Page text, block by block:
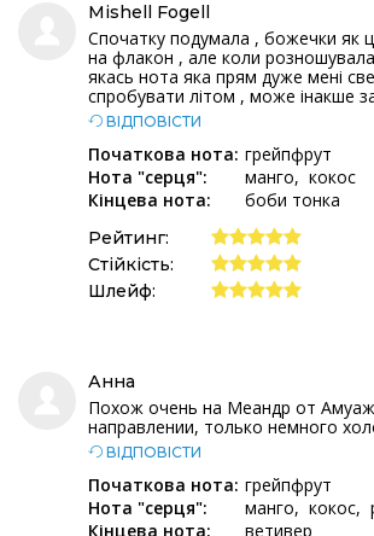
Mishell Fogell
Спочатку подумала , божечки як
на флакон , але коли
якась нота яка прям дуже мені
спробувати літом , може інакше
ВІДПОВІСТИ
Початкова нота: грейпфрут
Нота "серця":
манго
кокос
Кінцева нота:
боби тонка
Рейтинг:
Стійкість:
Шлейф:
Анна
Похож очень на Меандр от
направлении, только немного
ВІДПОВІСТИ
Початкова нота: грейпфрут
Нота "серця":
манго кокос
Кінцева нота:
ветивер